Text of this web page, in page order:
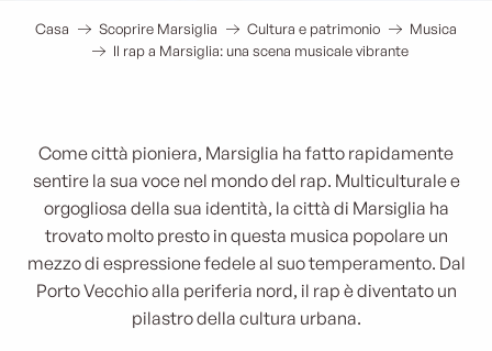
Casa Scoprire Marsiglia Cultura e patrimonio
Musica
Il rap a Marsiglia: una scena musicale vibrante
Come città pioniera, Marsiglia ha fatto rapidamente
sentire la sua voce nel mondo del rap. Multiculturale e
orgogliosa della sua identità, la città di Marsiglia ha
trovato molto presto in questa musica popolare un
mezzo di espressione fedele al suo temperamento. Dal
Porto Vecchio alla periferia nord, il rap è diventato un
pilastro della cultura urbana.